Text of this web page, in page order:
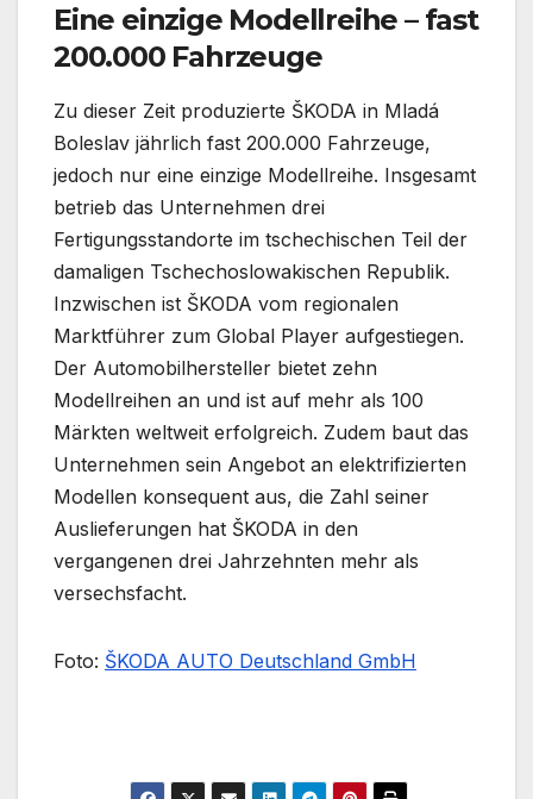
Eine einzige Modellreihe – fast
200.000 Fahrzeuge
Zu dieser Zeit produzierte ŠKODA in Mladá
Boleslav jährlich fast 200.000 Fahrzeuge,
jedoch nur eine einzige Modellreihe. Insgesamt
betrieb das Unternehmen drei
Fertigungsstandorte im tschechischen Teil der
damaligen Tschechoslowakischen Republik.
Inzwischen ist ŠKODA vom regionalen
Marktführer zum Global Player aufgestiegen.
Der Automobilhersteller bietet zehn
Modellreihen an und ist auf mehr als 100
Märkten weltweit erfolgreich. Zudem baut das
Unternehmen sein Angebot an elektrifizierten
Modellen konsequent aus, die Zahl seiner
Auslieferungen hat ŠKODA in den
vergangenen drei Jahrzehnten mehr als
versechsfacht.
Foto: ŠKODA AUTO Deutschland GmbH